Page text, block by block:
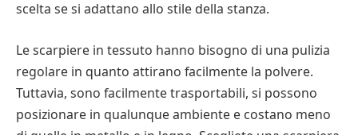
scelta se si adattano allo stile della stanza.
Le scarpiere in tessuto hanno bisogno di una pulizia
regolare in quanto attirano facilmente la polvere.
Tuttavia, sono facilmente trasportabili, si possono
posizionare in qualunque ambiente e costano meno